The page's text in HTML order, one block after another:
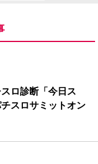
ロ診断「今日ス
スロサミットオン